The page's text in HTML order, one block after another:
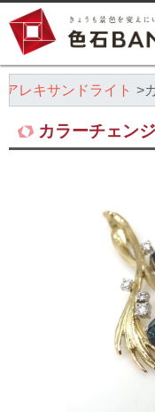
アレキサンドライト
カラーチェン